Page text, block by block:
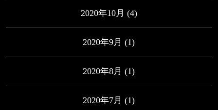
2020年10月 (4)
2020年9月 (1)
2020年8月 (1)
2020年7月 (1)